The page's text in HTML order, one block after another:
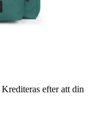
Krediteras efter att din